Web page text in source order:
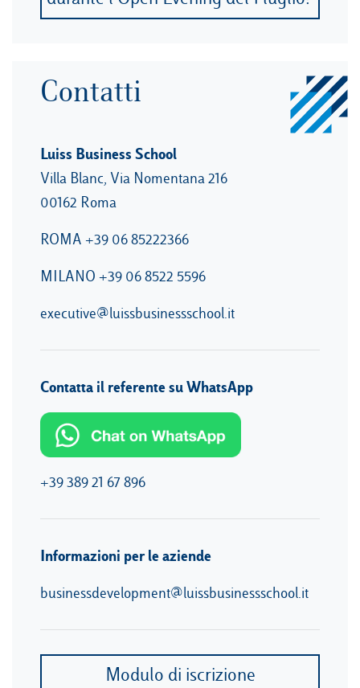
Contatti
Luiss Business School
Villa Blanc, Via Nomentana 216
00162 Roma
ROMA +39 06 85222366
MILANO +39 06 8522 5596
executive@luissbusinessschool.it
Contatta il referente su WhatsApp
+39 389 21 67 896
Informazioni per le aziende
businessdevelopment@luissbusinessschool.it
Modulo di iscrizione